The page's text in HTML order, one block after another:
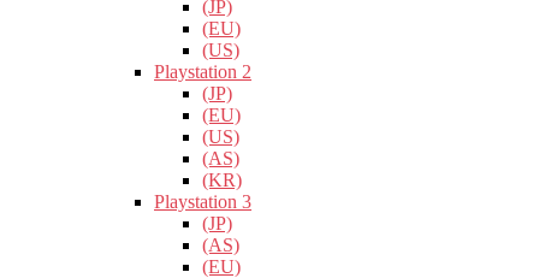
(JP)
(EU)
(US)
Playstation 2
(JP)
(EU)
(US)
(AS)
(KR)
Playstation 3
(JP)
(AS)
(EU)